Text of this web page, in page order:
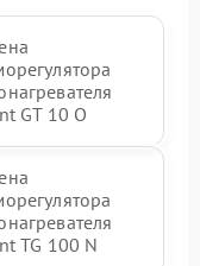
GT 10 O
TG 100 N